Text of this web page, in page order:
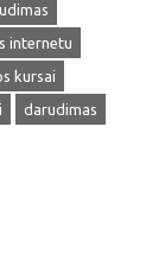
internetu
kursai
darudimas